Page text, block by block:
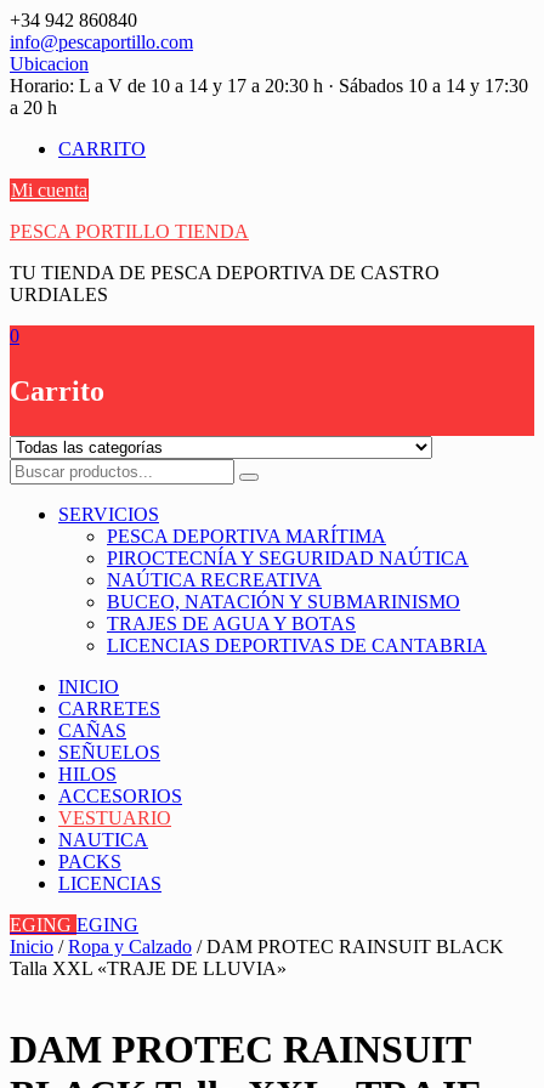
Saltar
contenido
+34 942 860840
info@pescaportillo.com
Ubicacion
Horario: L a V de 10 a 14 y 17 a 20:30 h · Sábados 10 a 14 y 17:30
a 20 h
CARRITO
Mi cuenta
PESCA PORTILLO TIENDA
TU TIENDA DE PESCA DEPORTIVA DE CASTRO
URDIALES
0
Carrito
SERVICIOS
PESCA DEPORTIVA MARÍTIMA
PIROCTECNÍA Y SEGURIDAD NAÚTICA
NAÚTICA RECREATIVA
BUCEO, NATACIÓN Y SUBMARINISMO
TRAJES DE AGUA Y BOTAS
LICENCIAS DEPORTIVAS DE CANTABRIA
INICIO
CARRETES
CAÑAS
SEÑUELOS
HILOS
ACCESORIOS
VESTUARIO
NAUTICA
PACKS
LICENCIAS
EGING EGING
Inicio /Ropa y Calzado / DAM PROTEC RAINSUIT BLACK
Talla XXL «TRAJE DE LLUVIA»
DAM PROTEC RAINSUIT